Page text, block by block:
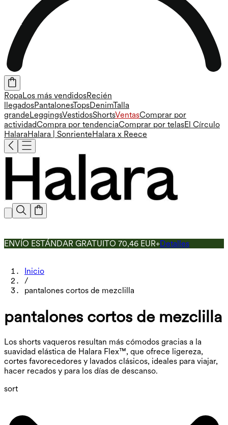
Ropa Los más vendidosRecién
llegadosPantalonesTopsDenimTalla
grande LeggingsVestidosShortsVentasComprar por
actividadCompra por tendenciaComprar por telasEl Círculo
Halara Halara | Sonriente Halara x Reece
ENVÍO ESTÁNDAR GRATUITO 70,46 EUR+Detalles
Inicio
/
pantalones cortos de mezclilla
pantalones cortos de mezclilla
Los shorts vaqueros resultan más cómodos gracias a la
suavidad elástica de Halara Flex™, que ofrece ligereza,
cortes favorecedores y lavados clásicos, ideales para viajar,
hacer recados y para los días de descanso.
sort